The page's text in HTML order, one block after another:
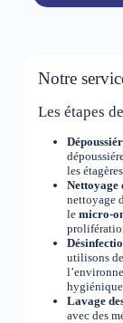
Notre
Les étapes
les
Nettoyage
nettoyage
lemicro-
utilisons
hygiénique.
Lavage
avec des